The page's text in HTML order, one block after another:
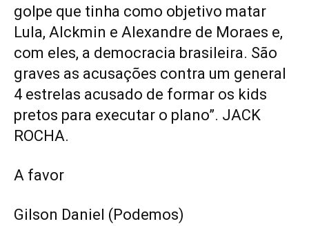
golpe que tinha como objetivo matar
Lula, Alckmin e Alexandre de Moraes e,
com eles, a democracia brasileira. São
graves as acusações contra um general
4 estrelas acusado de formar os kids
pretos para executar o plano”. JACK
ROCHA.
A favor
Gilson Daniel (Podemos)